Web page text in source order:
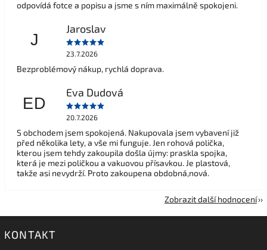
odpovídá fotce a popisu a jsme s ním maximálně spokojeni.
J
Jaroslav
23.7.2026
Bezproblémový nákup, rychlá doprava.
ED
Eva Dudová
20.7.2026
S obchodem jsem spokojená. Nakupovala jsem vybavení již
před několika lety, a vše mi funguje. Jen rohová polička,
kterou jsem tehdy zakoupila došla újmy: praskla spojka,
která je mezi poličkou a vakuovou přísavkou. Je plastová,
takže asi nevydrží. Proto zakoupena obdobná,nová.
Zobrazit další hodnocení
KONTAKT